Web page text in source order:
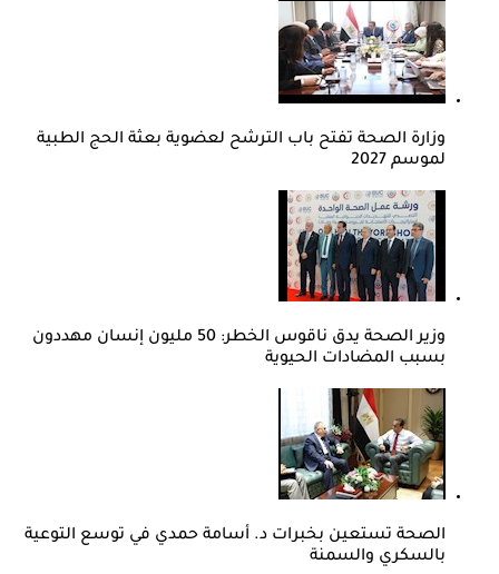
وزارة الصحة تفتح باب الترشح لعضوية بعثة الحج الطبية
لموسم 2027
وزير الصحة يدق ناقوس الخطر: 50 مليون إنسان مهددون
بسبب المضادات الحيوية
الصحة تستعين بخبرات د. أسامة حمدي في توسع التوعية
بالسكري والسمنة